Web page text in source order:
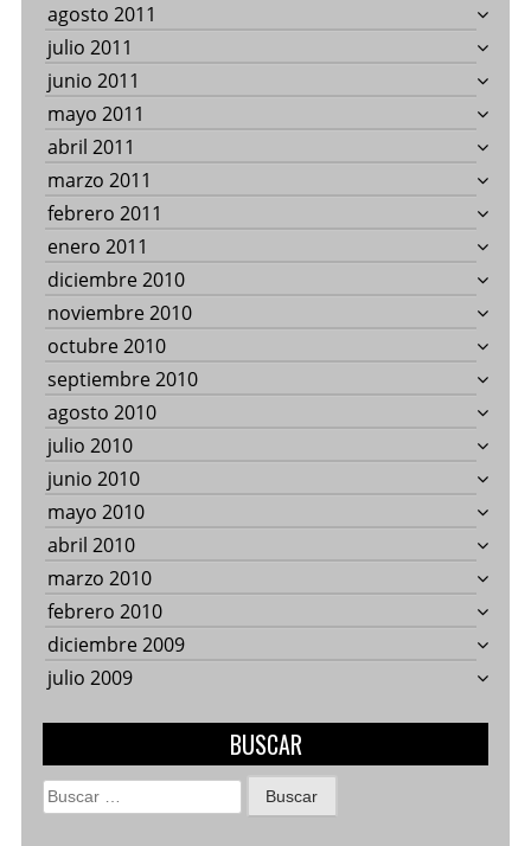
agosto 2011
julio 2011
junio 2011
mayo 2011
abril 2011
marzo 2011
febrero 2011
enero 2011
diciembre 2010
noviembre 2010
octubre 2010
septiembre 2010
agosto 2010
julio 2010
junio 2010
mayo 2010
abril 2010
marzo 2010
febrero 2010
diciembre 2009
julio 2009
BUSCAR
Buscar: